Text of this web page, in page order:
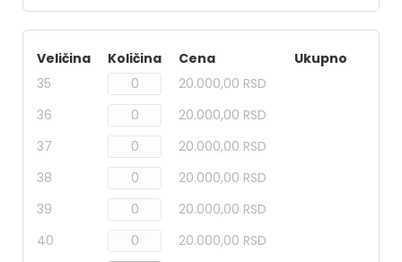
Veličina Količina Cena
Ukupno
35
20.000,00 RSD
36
20.000,00 RSD
37
20.000,00 RSD
38
20.000,00 RSD
39
20.000,00 RSD
40
20.000,00 RSD